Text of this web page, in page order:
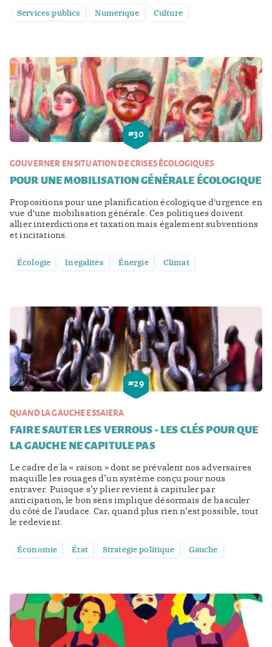
Services publics Numérique Culture
#30
GOUVERNER EN SITUATION DE CRISES ÉCOLOGIQUES
POUR UNE MOBILISATION GÉNÉRALE ÉCOLOGIQUE
Propositions pour une planification écologique d'urgence en
vue d'une mobilisation générale. Ces politiques doivent
allier interdictions et taxation mais également subventions
et incitations.
Écologie Inégalités Énergie Climat
#29
QUAND LA GAUCHE ESSAIERA
FAIRE SAUTER LES VERROUS - LES CLÉS POUR QUE
LA GAUCHE NE CAPITULE PAS
Le cadre de la « raison » dont se prévalent nos adversaires
maquille les rouages d’un système conçu pour nous
entraver. Puisque s’y plier revient à capituler par
anticipation, le bon sens implique désormais de basculer
du côté de l’audace. Car, quand plus rien n’est possible, tout
le redevient.
Économie État Stratégie politique Gauche